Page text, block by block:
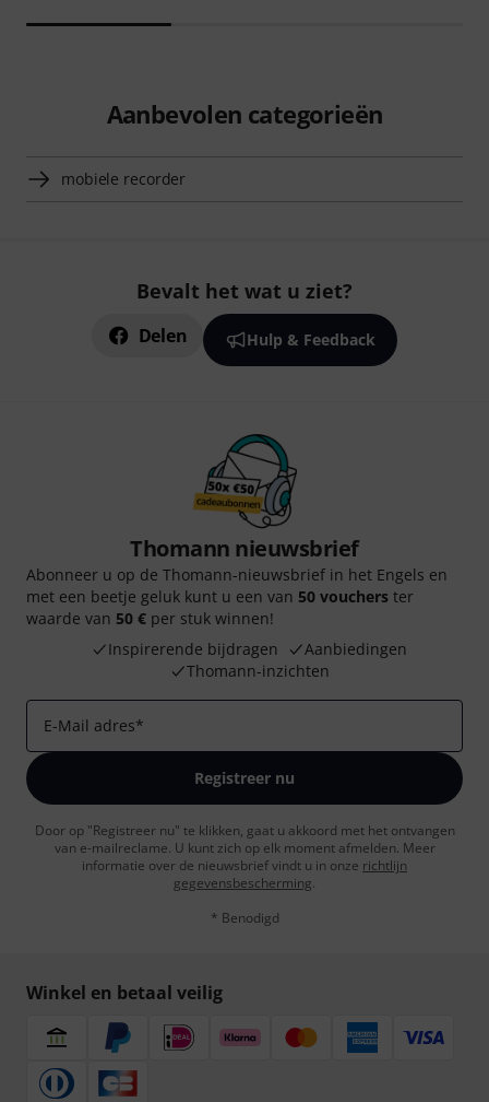
Aanbevolen categorieën
mobiele recorder
Bevalt het wat u ziet?
Delen Hulp & Feedback
Thomann nieuwsbrief
Abonneer u op de Thomann-nieuwsbrief in het Engels en
met een beetje geluk kunt u een van 50 vouchers ter
waarde van 50 € per stuk winnen!
Inspirerende bijdragen
Aanbiedingen
Thomann-inzichten
E-Mail adres*
Registreer nu
Door op "Registreer nu" te klikken, gaat u akkoord met het ontvangen
van e-mailreclame. U kunt zich op elk moment afmelden. Meer
informatie over de nieuwsbrief vindt u in onze richtlijn
gegevensbescherming.
* Benodigd
Winkel en betaal veilig